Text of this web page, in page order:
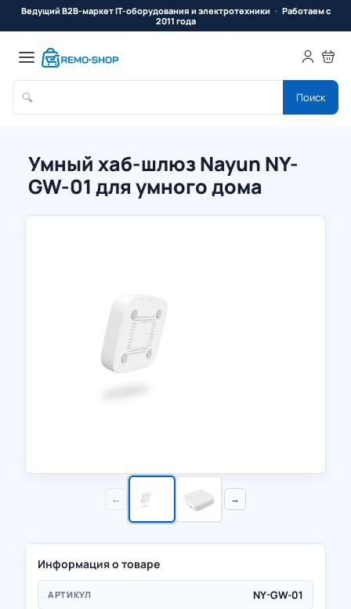
Ведущий B2B-маркет IT-оборудования и электротехники
Работаем с
2011 года
🔍 Поиск
Умный хаб-шлюз Nayun NY-
GW-01 для умного дома
← →
Информация о товаре
АРТИКУЛ NY-GW-01